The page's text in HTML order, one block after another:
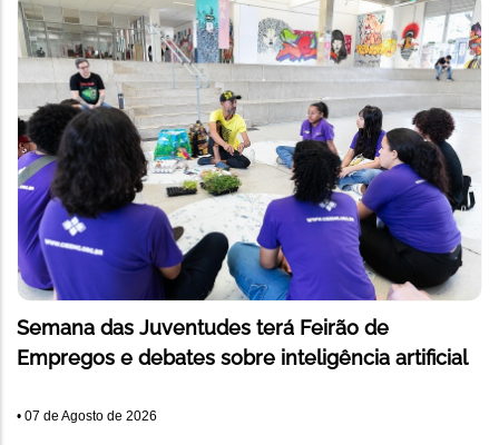
Semana das Juventudes terá Feirão de
Empregos e debates sobre inteligência artificial
• 07 de Agosto de 2026